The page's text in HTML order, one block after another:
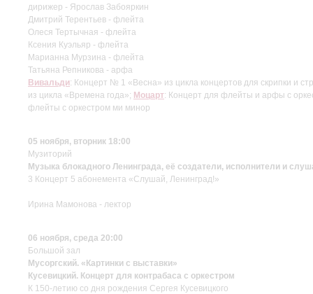
дирижер - Ярослав Забояркин
Дмитрий Терентьев - флейта
Олеся Тертычная - флейта
Ксения Куэльяр - флейта
Марианна Мурзина - флейта
Татьяна Репникова - арфа
Вивальди: Концерт № 1 «Весна» из цикла концертов для скрипки и
из цикла «Времена года»; Моцарт: Концерт для флейты и арфы с
флейты с оркестром ми минор
05 ноября, вторник 18:00
Музиторий
Музыка блокадного Ленинграда, её создатели, исполнители и
3 Концерт 5 абонемента «Слушай, Ленинград!»
Ирина Мамонова - лектор
06 ноября, среда 20:00
Большой зал
Мусоргский. «Картинки с выставки»
Кусевицкий. Концерт для контрабаса с оркестром
К 150-летию со дня рождения Сергея Кусевицкого